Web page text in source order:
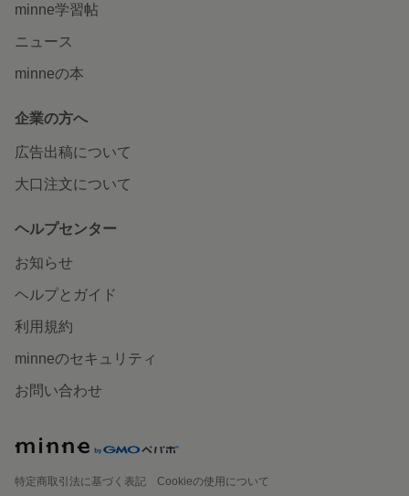
minne学習帖
ニュース
minneの本
企業の方へ
広告出稿について
大口注文について
ヘルプセンター
お知らせ
ヘルプとガイド
利用規約
minneのセキュリティ
お問い合わせ
特定商取引法に基づく表記
Cookieの使用について